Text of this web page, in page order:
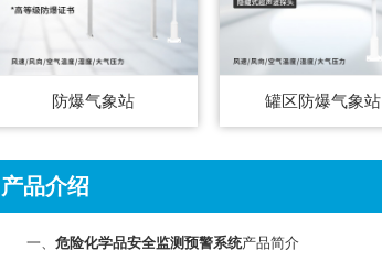
防爆气象站 罐区防爆气象站
产品介绍
一、 危险化学品安全监测预警系统产品简介